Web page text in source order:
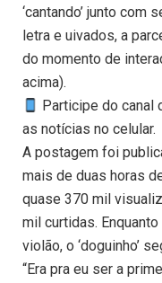
‘cantando’ junto com
letra e uivados, a
do momento de
acima).
Participe do canal
as notícias no celular.
A postagem foi
mais de duas horas
quase 370 mil
mil curtidas.
violão, o ‘doguinho’
“Era pra eu ser a